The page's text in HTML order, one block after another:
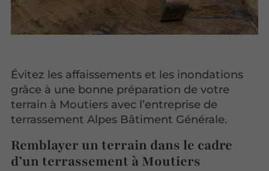
Évitez les affaissements et les inondations
grâce à une bonne préparation de votre
terrain à Moutiers avec l’entreprise de
terrassement Alpes Bâtiment Générale.
Remblayer un terrain dans le cadre
d’un terrassement à Moutiers